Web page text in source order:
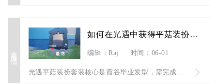
查看详情
如何在光遇中获得平菇装扮套装
编辑：Raj 时间：06-01